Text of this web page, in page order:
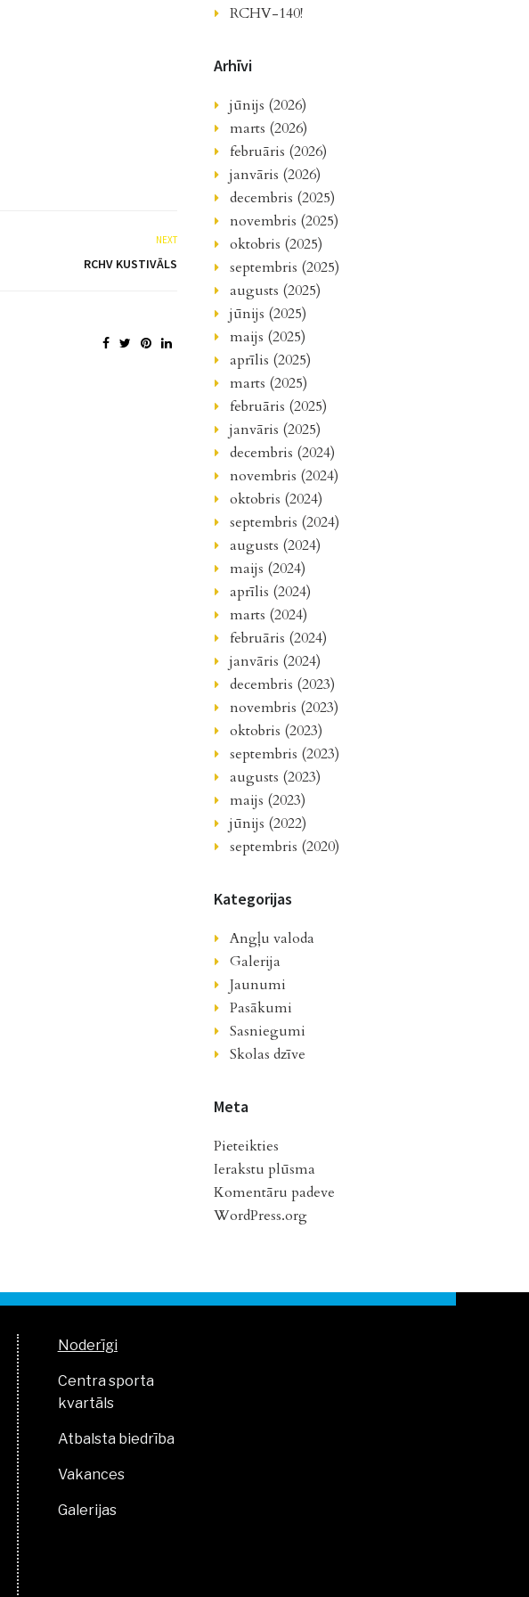
NEXT
RCHV KUSTIVĀLS
RCHV-140!
Arhīvi
jūnijs (2026)
marts (2026)
februāris (2026)
janvāris (2026)
decembris (2025)
novembris (2025)
oktobris (2025)
septembris (2025)
augusts (2025)
jūnijs (2025)
maijs (2025)
aprīlis (2025)
marts (2025)
februāris (2025)
janvāris (2025)
decembris (2024)
novembris (2024)
oktobris (2024)
septembris (2024)
augusts (2024)
maijs (2024)
aprīlis (2024)
marts (2024)
februāris (2024)
janvāris (2024)
decembris (2023)
novembris (2023)
oktobris (2023)
septembris (2023)
augusts (2023)
maijs (2023)
jūnijs (2022)
septembris (2020)
Kategorijas
Angļu valoda
Galerija
Jaunumi
Pasākumi
Sasniegumi
Skolas dzīve
Meta
Pieteikties
Ierakstu plūsma
Komentāru padeve
WordPress.org
Noderīgi
Centra sporta
kvartāls
Atbalsta biedrība
Vakances
Galerijas